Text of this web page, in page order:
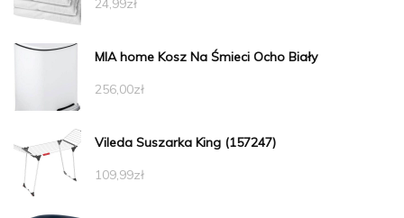
24,99zł
MIA home Kosz Na Śmieci Ocho Biały
256,00zł
Vileda Suszarka King (157247)
109,99zł